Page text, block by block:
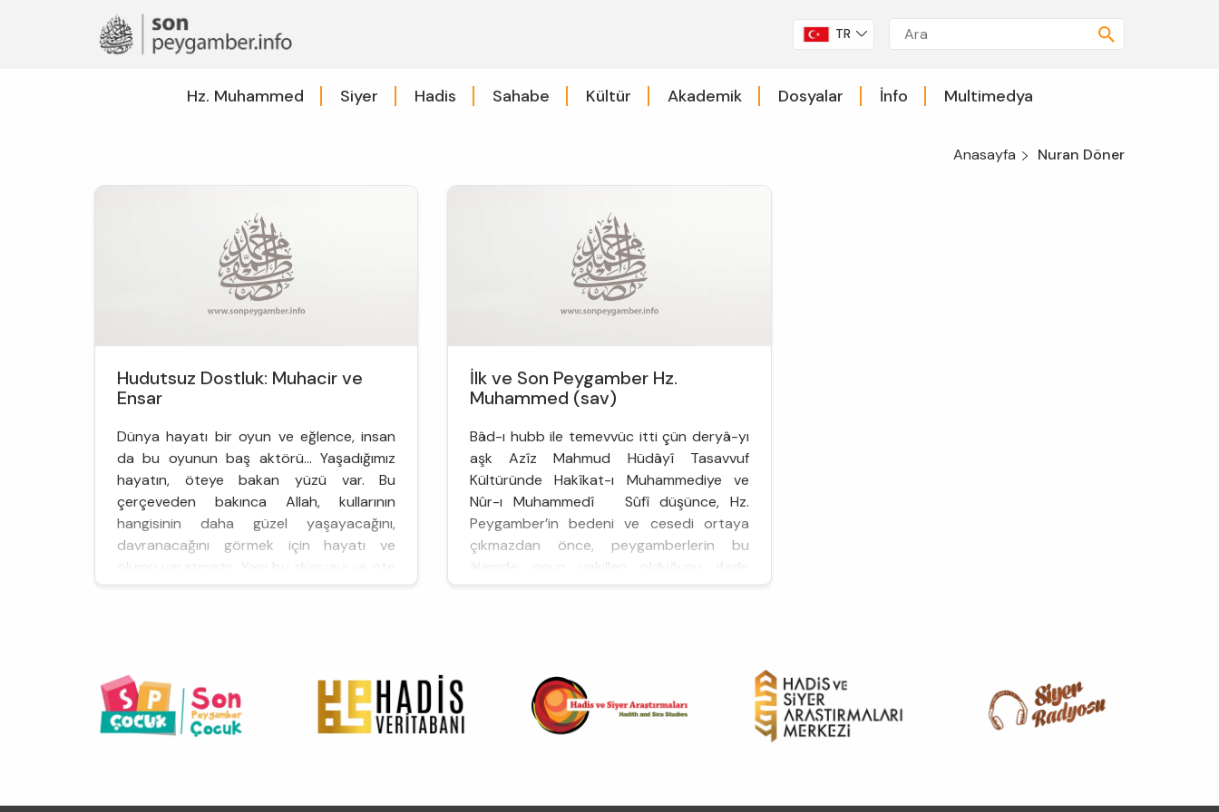
TR
Hz. Muhammed Siyer Hadis Sahabe Kültür Akademik Dosyalar İnfo Multimedya
Anasayfa Nuran Döner
Hudutsuz Dostluk: Muhacir ve
Ensar
Dünya hayatı bir oyun ve eğlence, insan
da bu oyunun baş aktörü… Yaşadığımız
hayatın, öteye bakan yüzü var. Bu
çerçeveden bakınca Allah, kullarının
hangisinin daha güzel yaşayacağını,
davranacağını görmek için hayatı ve
ölümü yaratmıştır. Yani bu dünyayı ve öte
dünyayı… Amaç, kulluğu ya...
İlk ve Son Peygamber Hz.
Muhammed (sav)
Bâd-ı hubb ile temevvüc itti çün deryâ-yı
aşk Azîz Mahmud Hüdâyî Tasavvuf
Kültüründe Hakîkat-ı Muhammediye ve
Nûr-ı Muhammedî Sûfî düşünce, Hz.
Peygamber’in bedeni ve cesedi ortaya
çıkmazdan önce, peygamberlerin bu
âlemde onun vekilleri olduğunu ifade
eder...